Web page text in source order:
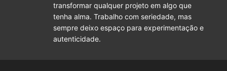
transformar qualquer projeto em algo que
tenha alma. Trabalho com seriedade, mas
sempre deixo espaço para experimentação e
autenticidade.